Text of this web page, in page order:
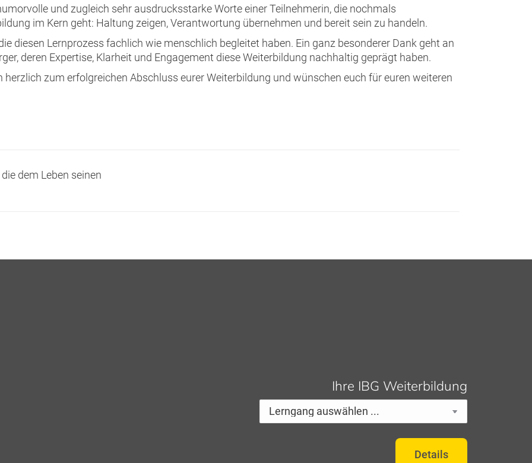
und zugleich sehr ausdrucksstarke Worte einer Teilnehmerin, die nochmals
im Kern geht: Haltung zeigen, Verantwortung übernehmen und bereit sein zu handeln.
diesen Lernprozess fachlich wie menschlich begleitet haben. Ein ganz besonderer Dank geht an
deren Expertise, Klarheit und Engagement diese Weiterbildung nachhaltig geprägt haben.
herzlich zum erfolgreichen Abschluss eurer Weiterbildung und wünschen euch für euren weiteren
dem Leben seinen
Ihre IBG Weiterbildung
Details